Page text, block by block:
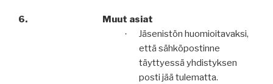
6. Muut asiat
·
Jäsenistön huomioitavaksi,
että sähköpostinne
täyttyessä yhdistyksen
posti jää tulematta.